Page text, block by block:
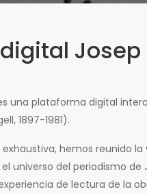
Josep
una plataforma digital
1897-1981).
hemos reunido
universo del periodismo
de lectura de la